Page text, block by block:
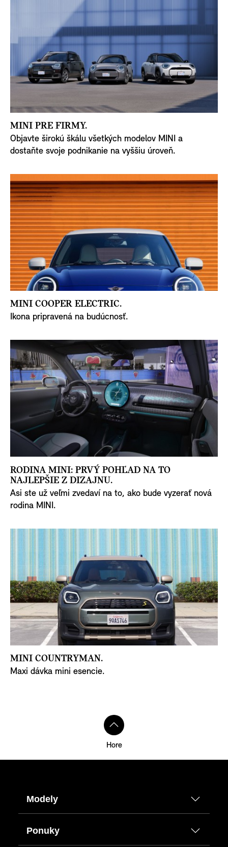
MINI PRE FIRMY.
Objavte širokú škálu všetkých modelov MINI a
dostaňte svoje podnikanie na vyššiu úroveň.
MINI COOPER ELECTRIC.
Ikona pripravená na budúcnosť.
RODINA MINI: PRVÝ POHĽAD NA TO
NAJLEPŠIE Z DIZAJNU.
Asi ste už veľmi zvedaví na to, ako bude vyzerať nová
rodina MINI.
MINI COUNTRYMAN.
Maxi dávka mini esencie.
Hore
Modely
Ponuky